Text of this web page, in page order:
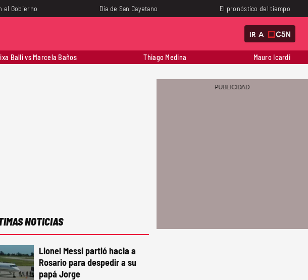
el Gobierno Día de San Cayetano El pronóstico del tiempo
IR A
Balli vs Marcela Baños Thiago Medina Mauro Icardi
NOTICIAS
Lionel Messi partió hacia a
Rosario para despedir a su
papá Jorge